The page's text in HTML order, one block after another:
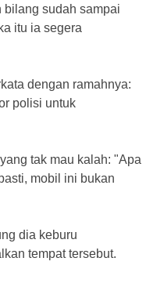
sudah sampai
itu ia segera
dengan ramahnya:
polisi untuk
tak mau kalah: "Apa
mobil ini bukan
dia keburu
tempat tersebut.